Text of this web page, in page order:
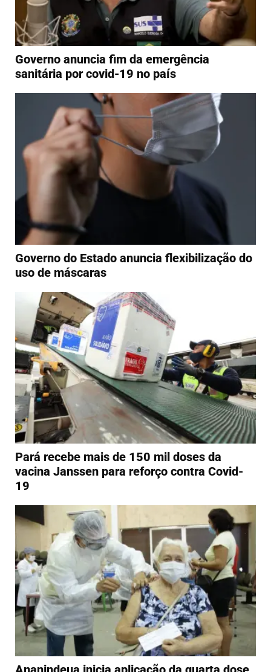
Governo anuncia fim da emergência
sanitária por covid-19 no país
Governo do Estado anuncia flexibilização do
uso de máscaras
Pará recebe mais de 150 mil doses da
vacina Janssen para reforço contra Covid-
19